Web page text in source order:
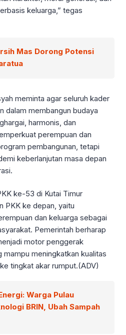
keluarga,” tegas
Mas Dorong Potensi
meminta agar seluruh kader
dalam membangun budaya
harmonis, dan
perempuan dan
pembangunan, tetapi
keberlanjutan masa depan
ke-53 di Kutai Timur
PKK ke depan, yaitu
dan keluarga sebagai
Pemerintah berharap
motor penggerak
mampu meningkatkan kualitas
tingkat akar rumput.(ADV)
Warga Pulau
BRIN, Ubah Sampah